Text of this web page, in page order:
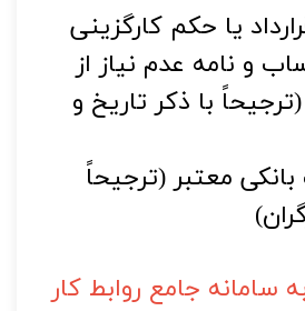
یا حکم کارگزینی
سامانه جامع روابط کار